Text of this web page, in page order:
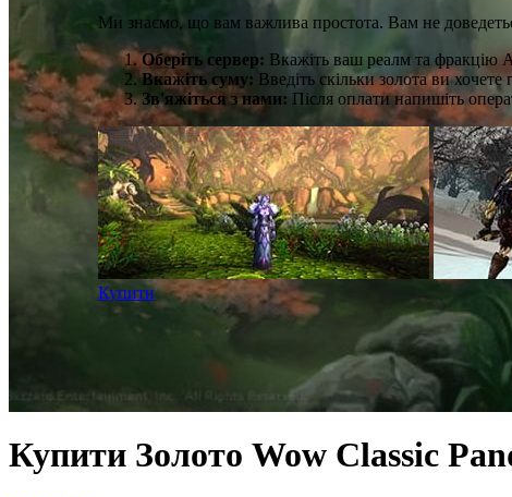
Ми знаємо, що вам важлива простота. Вам не
Оберіть сервер: Вкажіть ваш реалм та фракцію
Вкажіть суму: Введіть скільки золота ви
Зв'яжіться з нами: Після оплати напишіть
Купити
Купити Золото Wow Classic